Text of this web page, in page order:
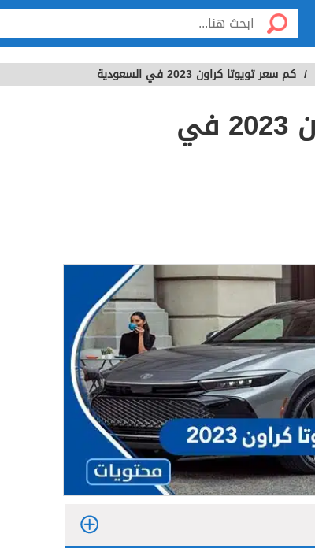
/ كم سعر تويوتا كراون 2023 في السعودية
كم سعر تويوتا كراون 2023 في